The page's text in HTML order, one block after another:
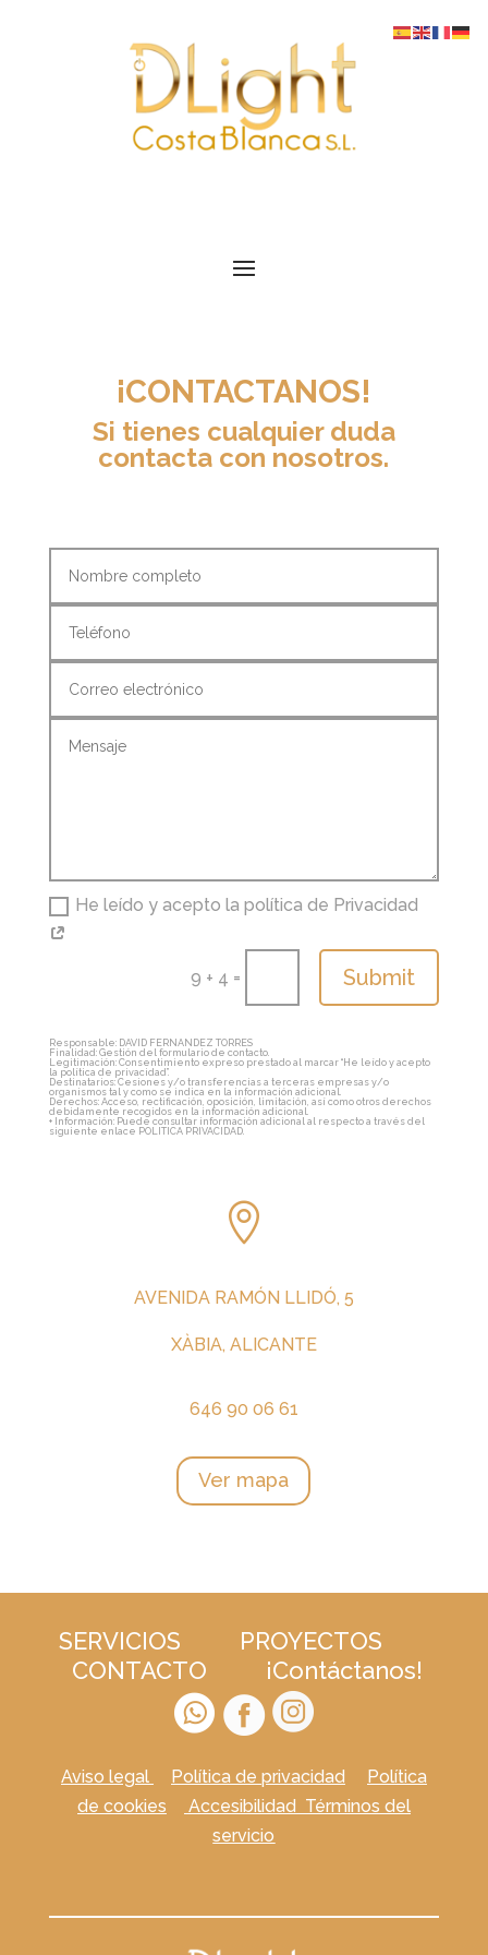
¡CONTACTANOS!
Si tienes cualquier duda
contacta con nosotros.
He leído y acepto la política de Privacidad
9 + 4 = Submit
Responsable: DAVID FERNANDEZ TORRES
Finalidad: Gestión del formulario de contacto.
Legitimación: Consentimiento expreso prestado al marcar “He leído y acepto
la política de privacidad”.
Destinatarios: Cesiones y/o transferencias a terceras empresas y/o
organismos tal y como se indica en la información adicional.
Derechos: Acceso, rectificación, oposición, limitación, así como otros derechos
debidamente recogidos en la información adicional.
+ Información: Puede consultar información adicional al respecto a través del
siguiente enlace POLITICA PRIVACIDAD.

AVENIDA RAMÓN LLIDÓ, 5
XÀBIA, ALICANTE
646 90 06 61
Ver mapa
SERVICIOS
PROYECTOS
CONTACTO ¡Contáctanos!
Aviso legal Política de privacidad
Política
de cookies
Accesibilidad Términos del
servicio